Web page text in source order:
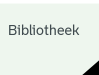
hBibliotheek